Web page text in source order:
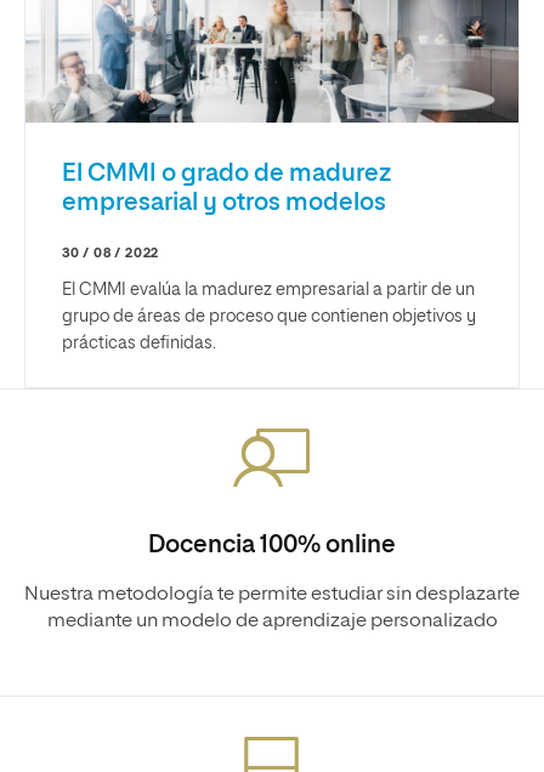
El CMMI o grado de madurez
empresarial y otros modelos
30 / 08 / 2022
El CMMI evalúa la madurez empresarial a partir de un
grupo de áreas de proceso que contienen objetivos y
prácticas definidas.
Docencia 100% online
Nuestra metodología te permite estudiar sin desplazarte
mediante un modelo de aprendizaje personalizado